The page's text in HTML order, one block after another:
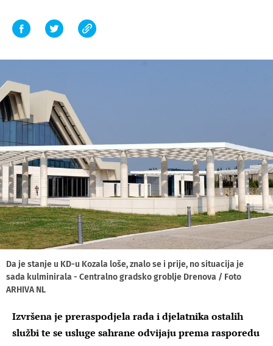
Da je stanje u KD-u Kozala loše, znalo se i prije, no situacija je
sada kulminirala - Centralno gradsko groblje Drenova / Foto
ARHIVA NL
Izvršena je preraspodjela rada i djelatnika ostalih
službi te se usluge sahrane odvijaju prema rasporedu